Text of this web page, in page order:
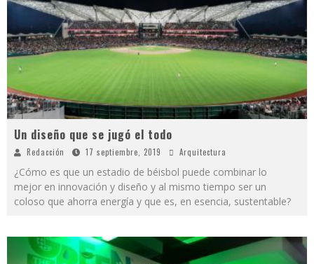
Un diseño que se jugó el todo
Redacción 17 septiembre, 2019 Arquitectura
¿Cómo es que un estadio de béisbol puede combinar lo
mejor en innovación y diseño y al mismo tiempo ser un
coloso que ahorra energía y que es, en esencia, sustentable?